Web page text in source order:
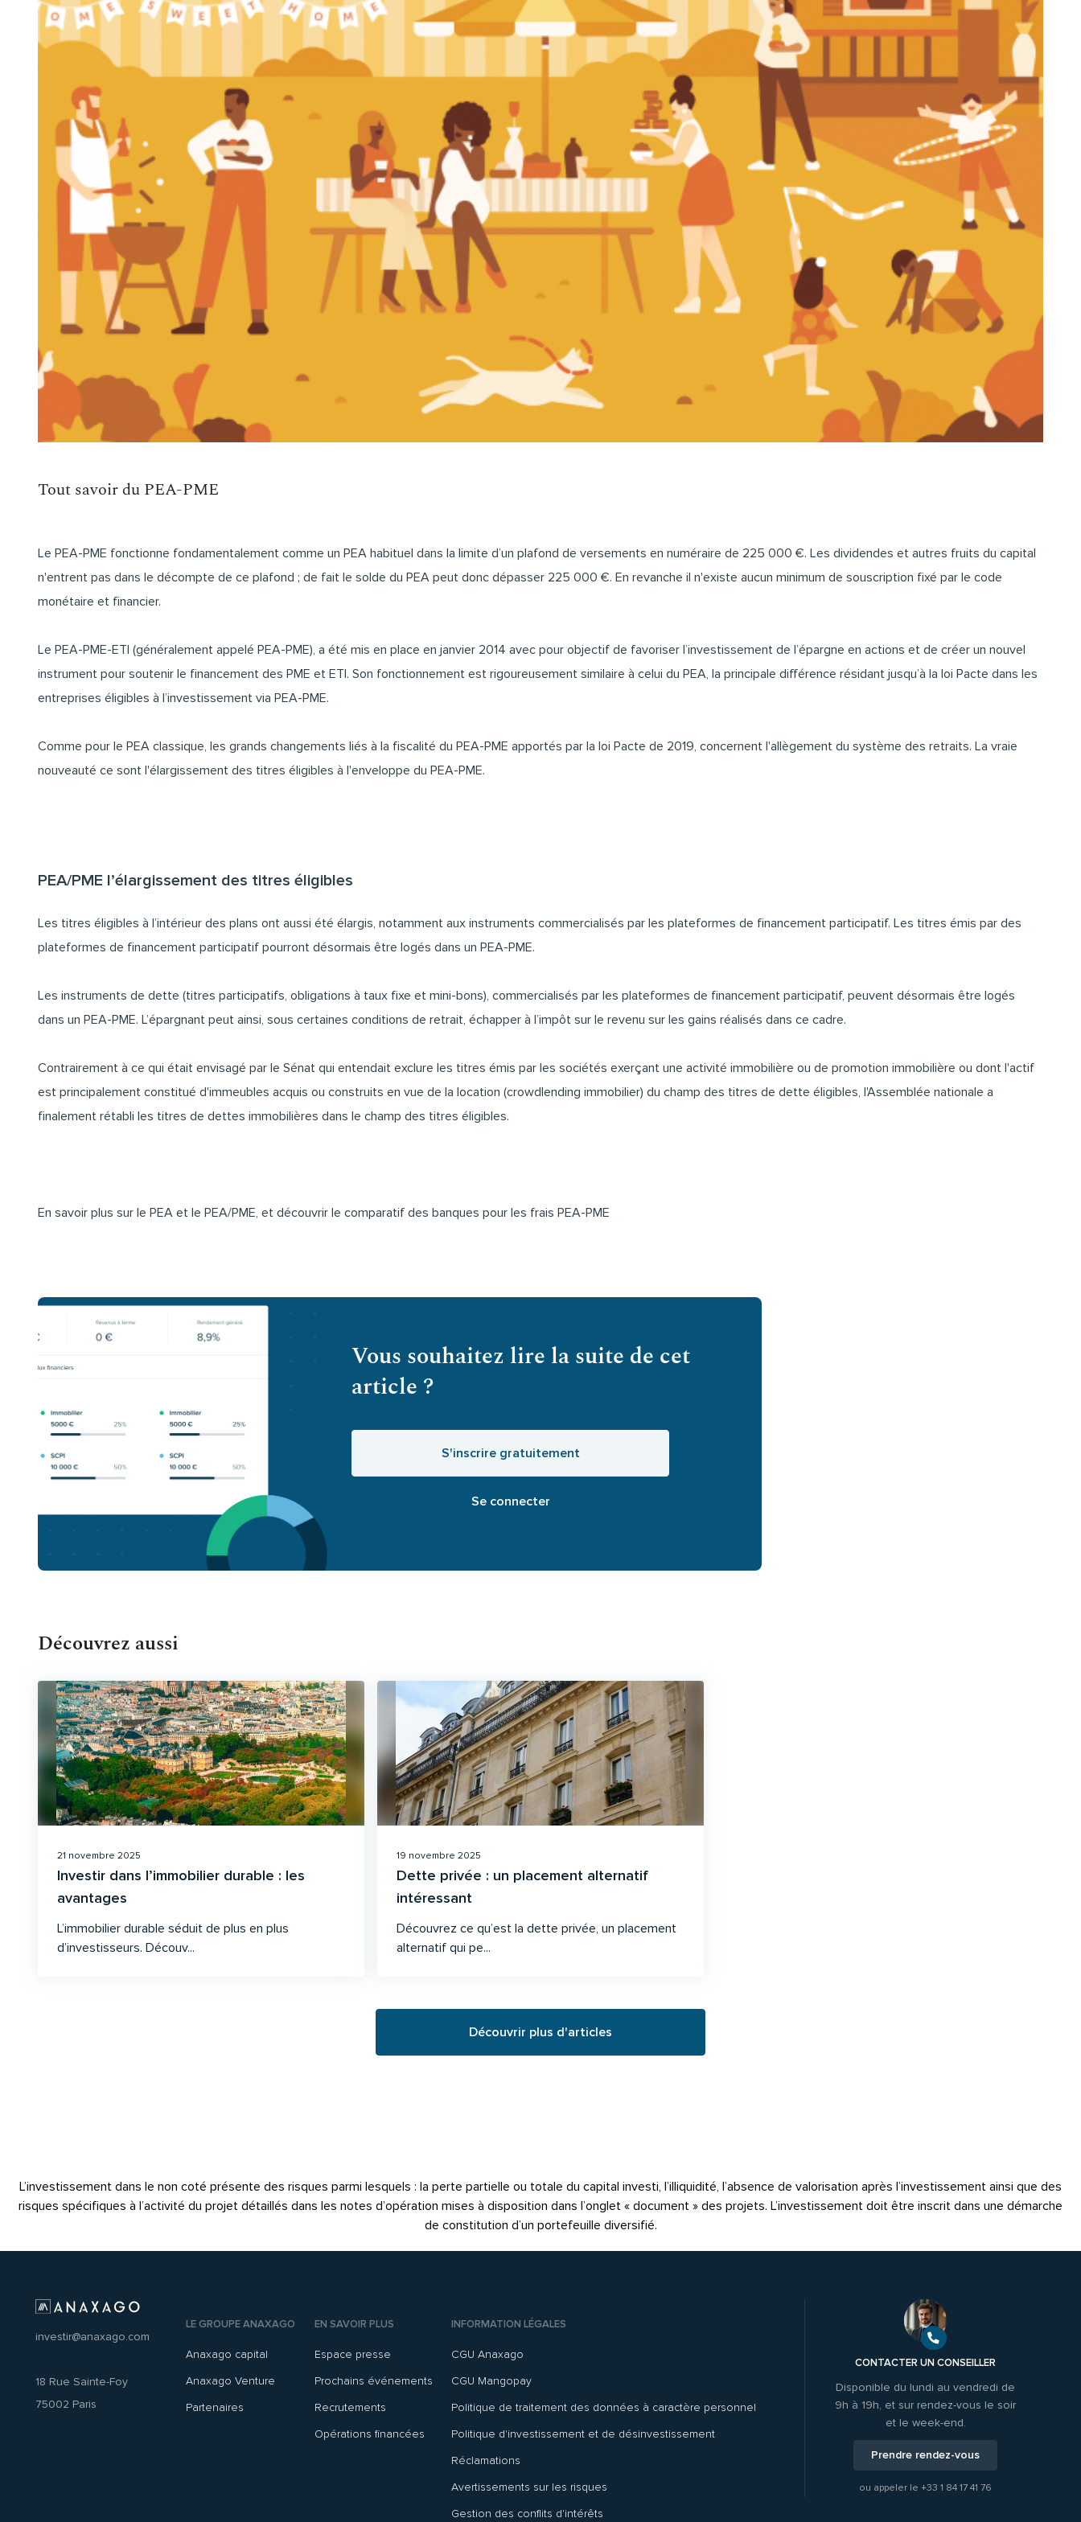
Tout savoir du PEA-PME
Le PEA-PME fonctionne fondamentalement comme un PEA habituel dans la limite d’un plafond de versements en numéraire de 225 000 €. Les dividendes et autres fruits du capital
n'entrent pas dans le décompte de ce plafond ; de fait le solde du PEA peut donc dépasser 225 000 €. En revanche il n'existe aucun minimum de souscription fixé par le code
monétaire et financier.
Le PEA-PME-ETI (généralement appelé PEA-PME), a été mis en place en janvier 2014 avec pour objectif de favoriser l’investissement de l’épargne en actions et de créer un nouvel
instrument pour soutenir le financement des PME et ETI. Son fonctionnement est rigoureusement similaire à celui du PEA, la principale différence résidant jusqu’à la loi Pacte dans les
entreprises éligibles à l’investissement via PEA-PME.
Comme pour le PEA classique, les grands changements liés à la fiscalité du PEA-PME apportés par la loi Pacte de 2019, concernent l'allègement du système des retraits. La vraie
nouveauté ce sont l'élargissement des titres éligibles à l'enveloppe du PEA-PME.
PEA/PME l’élargissement des titres éligibles
Les titres éligibles à l’intérieur des plans ont aussi été élargis, notamment aux instruments commercialisés par les plateformes de financement participatif. Les titres émis par des
plateformes de financement participatif pourront désormais être logés dans un PEA-PME.
Les instruments de dette (titres participatifs, obligations à taux fixe et mini-bons), commercialisés par les plateformes de financement participatif, peuvent désormais être logés
dans un PEA-PME. L’épargnant peut ainsi, sous certaines conditions de retrait, échapper à l’impôt sur le revenu sur les gains réalisés dans ce cadre.
Contrairement à ce qui était envisagé par le Sénat qui entendait exclure les titres émis par les sociétés exerçant une activité immobilière ou de promotion immobilière ou dont l'actif
est principalement constitué d'immeubles acquis ou construits en vue de la location (crowdlending immobilier) du champ des titres de dette éligibles, l'Assemblée nationale a
finalement rétabli les titres de dettes immobilières dans le champ des titres éligibles.
En savoir plus sur le PEA et le PEA/PME, et découvrir le comparatif des banques pour les frais PEA-PME
Vous souhaitez lire la suite de cet
article ?
S'inscrire gratuitement
Se connecter
Découvrez aussi
21 novembre 2025
Investir dans l’immobilier durable : les
avantages
L’immobilier durable séduit de plus en plus
d’investisseurs. Découv...
19 novembre 2025
Dette privée : un placement alternatif
intéressant
Découvrez ce qu’est la dette privée, un placement
alternatif qui pe...
Découvrir plus d'articles
L’investissement dans le non coté présente des risques parmi lesquels : la perte partielle ou totale du capital investi, l’illiquidité, l’absence de valorisation après l’investissement ainsi que des
risques spécifiques à l’activité du projet détaillés dans les notes d’opération mises à disposition dans l’onglet « document » des projets. L’investissement doit être inscrit dans une démarche
de constitution d’un portefeuille diversifié.
investir@anaxago.com
18 Rue Sainte-Foy
75002 Paris
LE GROUPE ANAXAGO
Anaxago capital
Anaxago Venture
Partenaires
EN SAVOIR PLUS
Espace presse
Prochains événements
Recrutements
Opérations financées
INFORMATION LÉGALES
CGU Anaxago
CGU Mangopay
Politique de traitement des données à caractère personnel
Politique d'investissement et de désinvestissement
Réclamations
Avertissements sur les risques
Gestion des conflits d'intérêts
CONTACTER UN CONSEILLER
Disponible du lundi au vendredi de
9h à 19h, et sur rendez-vous le soir
et le week-end.
Prendre rendez-vous
ou appeler le +33 1 84 17 41 76